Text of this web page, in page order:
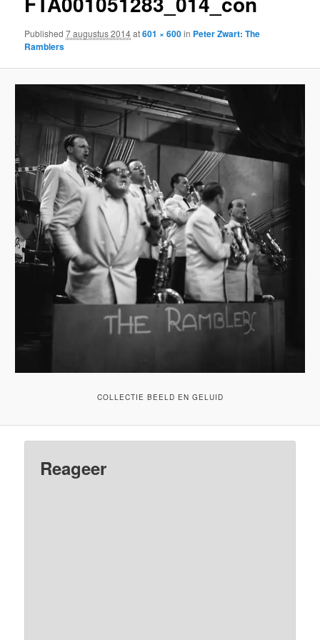
Published7 augustus 2014at601 × 600in Peter Zwart: The
Ramblers
COLLECTIE BEELD EN GELUID
Reageer